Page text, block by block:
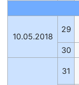
10.05.2018
29
30
31